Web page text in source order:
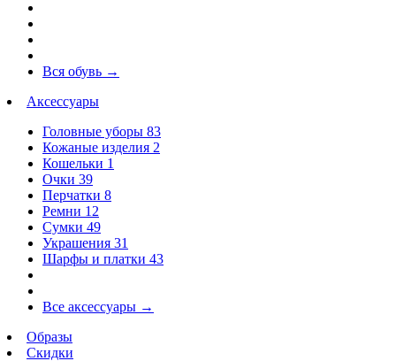
Вся обувь →
Аксессуары
Головные уборы 83
Кожаные изделия 2
Кошельки 1
Очки 39
Перчатки 8
Ремни 12
Сумки 49
Украшения 31
Шарфы и платки 43
Все аксессуары →
Образы
Скидки